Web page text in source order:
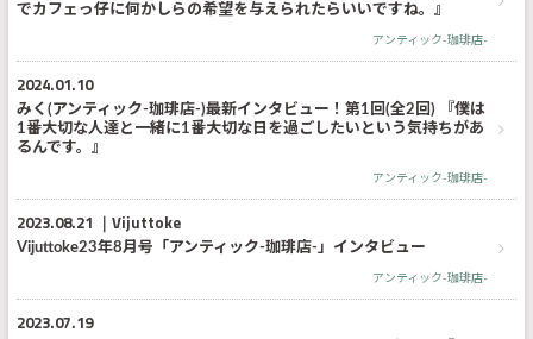
でカフェっ仔に何かしらの希望を与えられたらいいですね。』
アンティック-珈琲店-
2024.01.10
みく(アンティック-珈琲店-)最新インタビュー！第1回(全2回) 『僕は
1番大切な人達と一緒に1番大切な日を過ごしたいという気持ちがあ
るんです。』
アンティック-珈琲店-
2023.08.21 Vijuttoke
Vijuttoke23年8月号「アンティック-珈琲店-」インタビュー
アンティック-珈琲店-
2023.07.19